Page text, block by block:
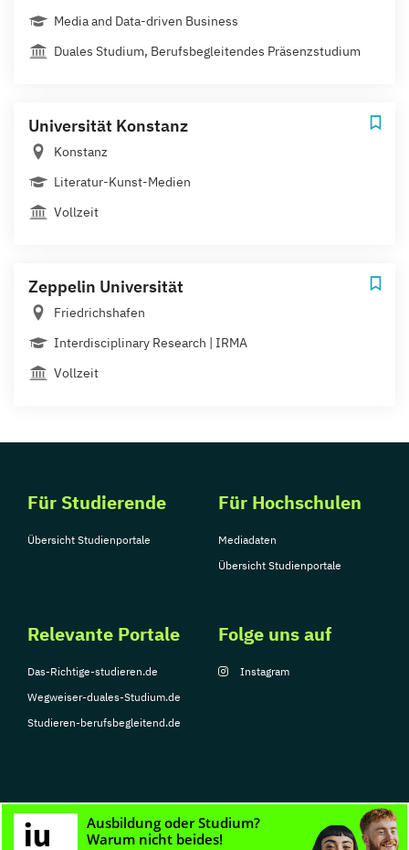
Media and Data-driven Business
Duales Studium, Berufsbegleitendes Präsenzstudium
Universität Konstanz
Konstanz
Literatur-Kunst-Medien
Vollzeit
Zeppelin Universität
Friedrichshafen
Interdisciplinary Research | IRMA
Vollzeit
Für Studierende
Übersicht Studienportale
Für Hochschulen
Mediadaten
Übersicht Studienportale
Relevante Portale
Das-Richtige-studieren.de
Wegweiser-duales-Studium.de
Studieren-berufsbegleitend.de
Folge uns auf
Instagram
© Copyright 2026, TarGroup Media GmbH